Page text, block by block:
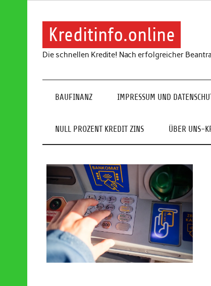
Kreditinfo.online
Die schnellen Kredite! Nach erfolgreicher
BAUFINANZ IMPRESSUM UND
NULL PROZENT KREDIT ZINS ÜBER UNS-